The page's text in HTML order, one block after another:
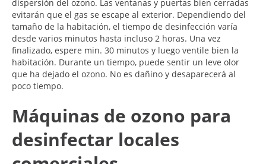
dispersión del ozono. Las ventanas y puertas bien cerradas
evitarán que el gas se escape al exterior. Dependiendo del
tamaño de la habitación, el tiempo de desinfección varía
desde varios minutos hasta incluso 2 horas. Una vez
finalizado, espere min. 30 minutos y luego ventile bien la
habitación. Durante un tiempo, puede sentir un leve olor
que ha dejado el ozono. No es dañino y desaparecerá al
poco tiempo.
Máquinas de ozono para
desinfectar locales